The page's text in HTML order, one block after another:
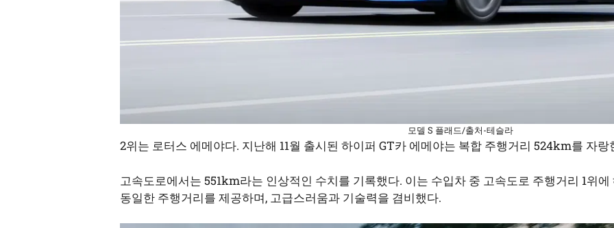
모델 S 플래드/출처-테슬라
2위는 로터스 에메야다. 지난해 11월 출시된 하이퍼 GT카 에메야는 복합 주행거리 524km를 자랑
고속도로에서는 551km라는 인상적인 수치를 기록했다. 이는 수입차 중 고속도로 주행거리 1위
동일한 주행거리를 제공하며, 고급스러움과 기술력을 겸비했다.